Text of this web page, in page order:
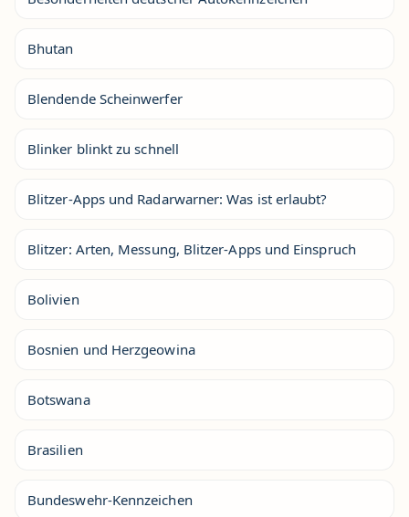
Bhutan
Blendende Scheinwerfer
Blinker blinkt zu schnell
Blitzer-Apps und Radarwarner: Was ist erlaubt?
Blitzer: Arten, Messung, Blitzer-Apps und Einspruch
Bolivien
Bosnien und Herzgeowina
Botswana
Brasilien
Bundeswehr-Kennzeichen